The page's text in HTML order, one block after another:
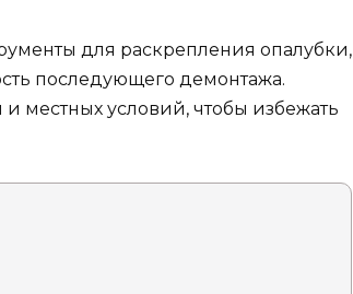
для раскрепления опалубки,
последующего демонтажа.
местных условий, чтобы избежать